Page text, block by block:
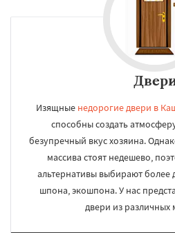
Изящные недорогие двери в
способны создать
безупречный вкус хозяина.
массива стоят недешево,
альтернативы выбирают более
шпона, экошпона. У нас
двери из различных